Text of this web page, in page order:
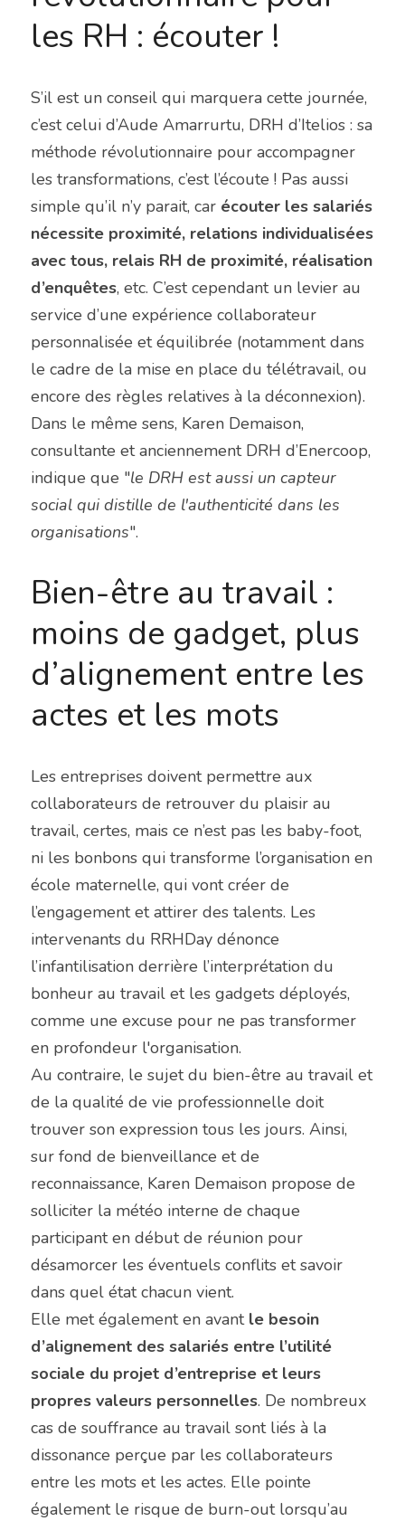
les RH : écouter !
S’il est un conseil qui marquera cette journée,
c’est celui d’Aude Amarrurtu, DRH d’Itelios : sa
méthode révolutionnaire pour accompagner
les transformations, c’est l’écoute ! Pas aussi
simple qu’il n’y parait, car écouter les salariés
nécessite proximité, relations individualisées
avec tous, relais RH de proximité, réalisation
d’enquêtes, etc. C’est cependant un levier au
service d’une expérience collaborateur
personnalisée et équilibrée (notamment dans
le cadre de la mise en place du télétravail, ou
encore des règles relatives à la déconnexion).
Dans le même sens, Karen Demaison,
consultante et anciennement DRH d’Enercoop,
indique que "le DRH est aussi un capteur
social qui distille de l'authenticité dans les
organisations".
Bien-être au travail :
moins de gadget, plus
d’alignement entre les
actes et les mots
Les entreprises doivent permettre aux
collaborateurs de retrouver du plaisir au
travail, certes, mais ce n’est pas les baby-foot,
ni les bonbons qui transforme l’organisation en
école maternelle, qui vont créer de
l’engagement et attirer des talents. Les
intervenants du RRHDay dénonce
l’infantilisation derrière l’interprétation du
bonheur au travail et les gadgets déployés,
comme une excuse pour ne pas transformer
en profondeur l'organisation.
Au contraire, le sujet du bien-être au travail et
de la qualité de vie professionnelle doit
trouver son expression tous les jours. Ainsi,
sur fond de bienveillance et de
reconnaissance, Karen Demaison propose de
solliciter la météo interne de chaque
participant en début de réunion pour
désamorcer les éventuels conflits et savoir
dans quel état chacun vient.
Elle met également en avant le besoin
d’alignement des salariés entre l’utilité
sociale du projet d’entreprise et leurs
propres valeurs personnelles. De nombreux
cas de souffrance au travail sont liés à la
dissonance perçue par les collaborateurs
entre les mots et les actes. Elle pointe
également le risque de burn-out lorsqu’au